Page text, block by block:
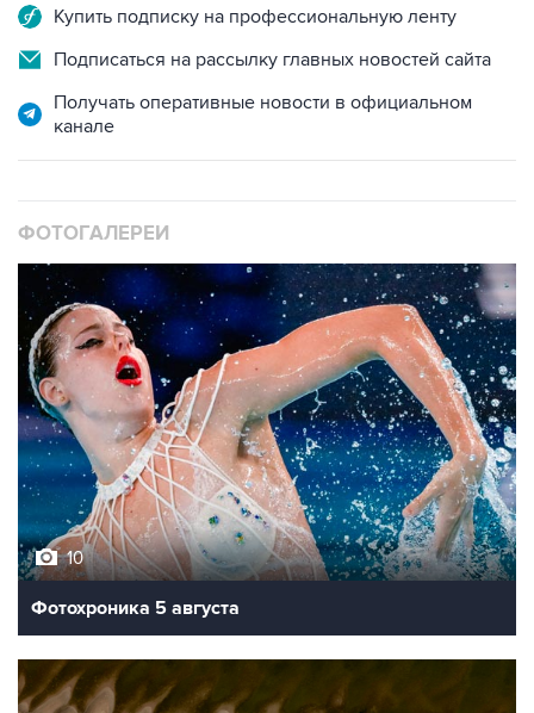
Купить подписку на профессиональную ленту
Подписаться на рассылку главных новостей сайта
Получать оперативные новости в официальном
канале
ФОТОГАЛЕРЕИ
10
Фотохроника 5 августа